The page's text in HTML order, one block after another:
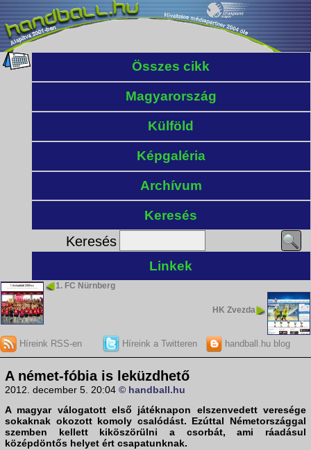
Összes cikk
Magyarország
Külföld
Képgaléria
Archívum
Keresés
Keresés
Linkek
1. FC Nürnberg
HK Zvezda
Híreink RSS-en Híreink a Twitteren handball.hu blog
A német-fóbia is leküzdhető
2012. december 5. 20:04 © handball.hu
A magyar válogatottelső játéknapon elszenvedett veresége
sokaknak okozott komoly csalódást. Ezúttal Németországgal
szemben kellett kiköszörülni a csorbát, ami ráadásul
középdöntős helyet ért csapatunknak.